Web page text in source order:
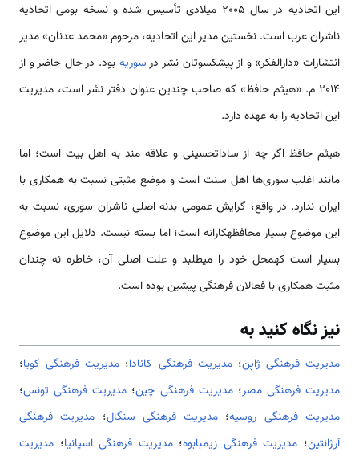
این اتحادیه در سال 2005 میلادی تأسیس شده و نسخه بومی اتحادیه
ناشران عرب ‌‌‌‌است. نخستین مدیر این اتحادیه، مرحوم «محمد عدنان» مدیر
انتشارات «دارالفکر» و از پیشکسوتان نشر درسوریه بود. در حال حاضر و از
2014 م. «هیثم حافظ» که صاحب چندین عنوان دفتر نشر ‌‌‌‌است، مدیریت
این اتحادیه را به عهده دارد.
هیثم حافظ اگر چه از ساداتحسینی و علاقه مند به اهل بیت ‌‌‌‌است؛ اما
مانند اغلب سوری­‌‌ها اهل سنت ‌‌‌‌است و موضع مثبتی نسبت به همکاری با
ایران ندارد. در واقع، ‌‌‌‌‌‌گرایش عمومی بدنه اصلی ناشران سوری، نسبت به
این موضوع بسیار محافظه­کارانه ‌‌‌‌است؛ اما بسته نیست. دلایل این موضوع
بسیار ‌‌‌‌است کهمحل خود را می­طلبد و علت اصلی آن، خاطره نه چندان
مثبت همکاری با فعالان فرهنگی پیشین بوده ‌‌‌‌است.
نیز نگاه کنید به
مدیریت فرهنگی ژاپن؛مدیریت فرهنگی کانادا؛ مدیریت فرهنگی کوبا؛
مدیریت فرهنگی مصر؛مدیریت فرهنگی چین؛ مدیریت فرهنگی تونس؛
مدیریت فرهنگی روسیه؛ مدیریت فرهنگی سنگال؛ مدیریت فرهنگی
آرژانتین؛ مدیریت فرهنگی زیمبابوه؛مدیریت فرهنگی اسپانیا؛ مدیریت